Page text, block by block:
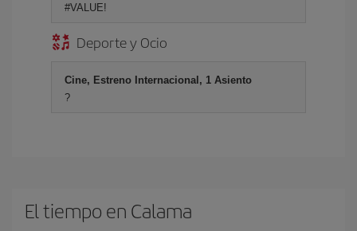
#VALUE!
Deporte y Ocio
Cine, Estreno Internacional, 1 Asiento
?
El tiempo en Calama